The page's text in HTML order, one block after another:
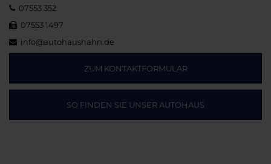
07553 352
07553 1497
info@autohaushahn.de
ZUM KONTAKTFORMULAR
SO FINDEN SIE UNSER AUTOHAUS